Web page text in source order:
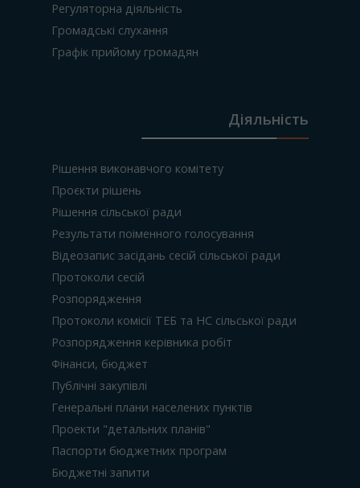
Регуляторна діяльність
Громадські слухання
Графік прийому громадян
Діяльність
Рішення виконавчого комітету
Проєкти рішень
Рішення сільської ради
Результати поіменного голосування
Відеозапис засідань сесій сільської ради
Протоколи сесій
Розпорядження
Протоколи комісії ТЕБ та НС сільської ради
Розпорядження керівника робіт
Фінанси, бюджет
Публічні закупівлі
Генеральні плани населених пунктів
Проекти "детальних планів"
Паспорти бюджетних програм
Бюджетні запити